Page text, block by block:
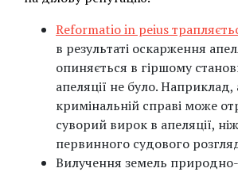
Reformatio in peius
в результаті оскарження
опиняється в гіршому
апеляції не було. Наприклад,
кримінальній справі може
суворий вирок в апеляції,
первинного судового
Вилучення земель